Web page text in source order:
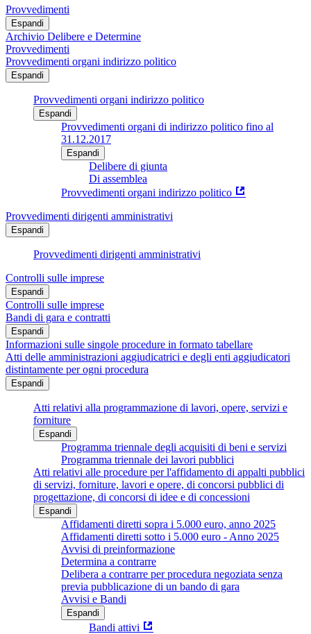
Provvedimenti
Espandi
Archivio Delibere e Determine
Provvedimenti
Provvedimenti organi indirizzo politico
Espandi
Provvedimenti organi indirizzo politico
Espandi
Provvedimenti organi di indirizzo politico fino al
31.12.2017
Espandi
Delibere di giunta
Di assemblea
Provvedimenti organi indirizzo politico
Provvedimenti dirigenti amministrativi
Espandi
Provvedimenti dirigenti amministrativi
Controlli sulle imprese
Espandi
Controlli sulle imprese
Bandi di gara e contratti
Espandi
Informazioni sulle singole procedure in formato tabellare
Atti delle amministrazioni aggiudicatrici e degli enti aggiudicatori
distintamente per ogni procedura
Espandi
Atti relativi alla programmazione di lavori, opere, servizi e
forniture
Espandi
Programma triennale degli acquisiti di beni e servizi
Programma triennale dei lavori pubblici
Atti relativi alle procedure per l'affidamento di appalti pubblici
di servizi, forniture, lavori e opere, di concorsi pubblici di
progettazione, di concorsi di idee e di concessioni
Espandi
Affidamenti diretti sopra i 5.000 euro, anno 2025
Affidamenti diretti sotto i 5.000 euro - Anno 2025
Avvisi di preinformazione
Determina a contrarre
Delibera a contrarre per procedura negoziata senza
previa pubblicazione di un bando di gara
Avvisi e Bandi
Espandi
Bandi attivi